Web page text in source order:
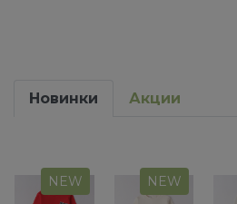
Новинки Акции
NEW NEW